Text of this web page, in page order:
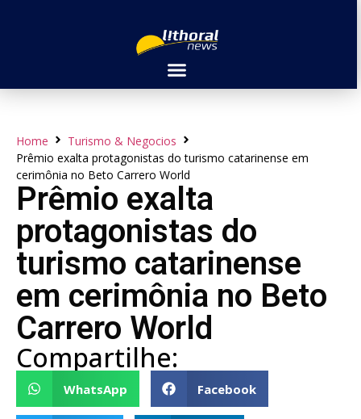
Home
Turismo & Negocios
Prêmio exalta protagonistas do turismo catarinense em
cerimônia no Beto Carrero World
Prêmio exalta
protagonistas do
turismo catarinense
em cerimônia no Beto
Carrero World
Compartilhe:
WhatsApp Facebook